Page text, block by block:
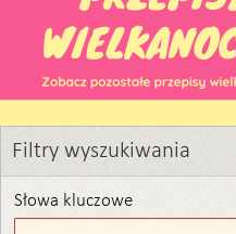
Filtry wyszukiwania
Słowa kluczowe